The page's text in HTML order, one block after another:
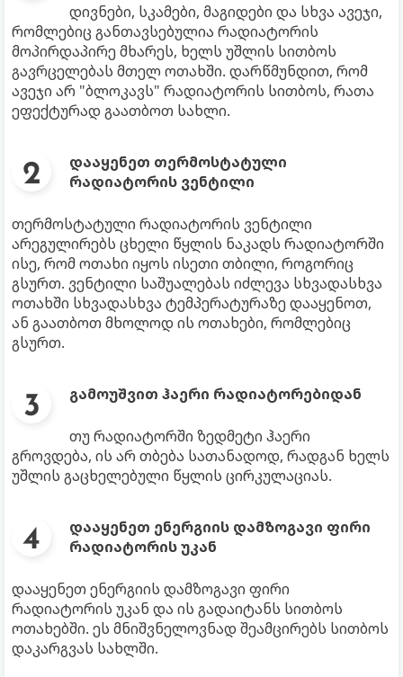
დივნები, სკამები, მაგიდები და სხვა ავეჯი,
რომლებიც განთავსებულია რადიატორის
მოპირდაპირე მხარეს, ხელს უშლის სითბოს
გავრცელებას მთელ ოთახში. დარწმუნდით, რომ
ავეჯი არ "ბლოკავს" რადიატორის სითბოს, რათა
ეფექტურად გაათბოთ სახლი.
დააყენეთ თერმოსტატული
რადიატორის ვენტილი
თერმოსტატული რადიატორის ვენტილი
არეგულირებს ცხელი წყლის ნაკადს რადიატორში
ისე, რომ ოთახი იყოს ისეთი თბილი, როგორიც
გსურთ. ვენტილი საშუალებას იძლევა სხვადასხვა
ოთახში სხვადასხვა ტემპერატურაზე დააყენოთ,
ან გაათბოთ მხოლოდ ის ოთახები, რომლებიც
გსურთ.
გამოუშვით ჰაერი რადიატორებიდან
თუ რადიატორში ზედმეტი ჰაერი
გროვდება, ის არ თბება სათანადოდ, რადგან ხელს
უშლის გაცხელებული წყლის ცირკულაციას.
დააყენეთ ენერგიის დამზოგავი ფირი
რადიატორის უკან
დააყენეთ ენერგიის დამზოგავი ფირი
რადიატორის უკან და ის გადაიტანს სითბოს
ოთახებში. ეს მნიშვნელოვნად შეამცირებს სითბოს
დაკარგვას სახლში.